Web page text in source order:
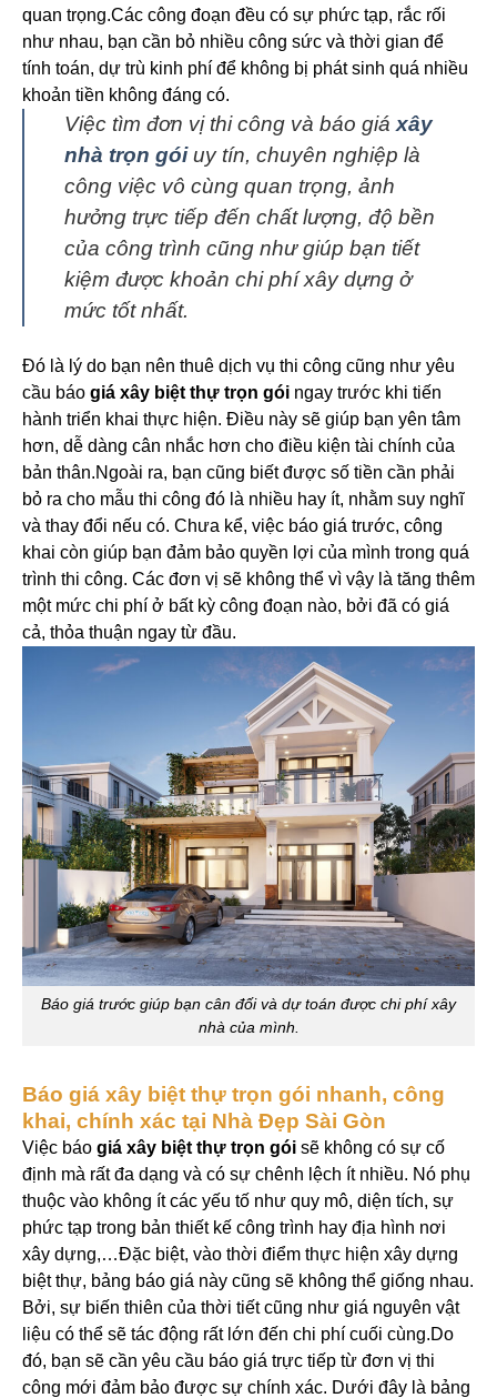
quan trọng.Các công đoạn đều có sự phức tạp, rắc rối
như nhau, bạn cần bỏ nhiều công sức và thời gian để
tính toán, dự trù kinh phí để không bị phát sinh quá nhiều
khoản tiền không đáng có.
Việc tìm đơn vị thi công và báo giá xây
nhà trọn góiuy tín, chuyên nghiệp là
công việc vô cùng quan trọng, ảnh
hưởng trực tiếp đến chất lượng, độ bền
của công trình cũng như giúp bạn tiết
kiệm được khoản chi phí xây dựng ở
mức tốt nhất.
Đó là lý do bạn nên thuê dịch vụ thi công cũng như yêu
cầu báo giá xây biệt thự trọn gói ngay trước khi tiến
hành triển khai thực hiện. Điều này sẽ giúp bạn yên tâm
hơn, dễ dàng cân nhắc hơn cho điều kiện tài chính của
bản thân.Ngoài ra, bạn cũng biết được số tiền cần phải
bỏ ra cho mẫu thi công đó là nhiều hay ít, nhằm suy nghĩ
và thay đổi nếu có. Chưa kể, việc báo giá trước, công
khai còn giúp bạn đảm bảo quyền lợi của mình trong quá
trình thi công. Các đơn vị sẽ không thể vì vậy là tăng thêm
một mức chi phí ở bất kỳ công đoạn nào, bởi đã có giá
cả, thỏa thuận ngay từ đầu.
Báo giá trước giúp bạn cân đối và dự toán được chi phí xây
nhà của mình.
Báo giá xây biệt thự trọn gói nhanh, công
khai, chính xác tại Nhà Đẹp Sài Gòn
Việc báo giá xây biệt thự trọn gói sẽ không có sự cố
định mà rất đa dạng và có sự chênh lệch ít nhiều. Nó phụ
thuộc vào không ít các yếu tố như quy mô, diện tích, sự
phức tạp trong bản thiết kế công trình hay địa hình nơi
xây dựng,…Đặc biệt, vào thời điểm thực hiện xây dựng
biệt thự, bảng báo giá này cũng sẽ không thể giống nhau.
Bởi, sự biến thiên của thời tiết cũng như giá nguyên vật
liệu có thể sẽ tác động rất lớn đến chi phí cuối cùng.Do
đó, bạn sẽ cần yêu cầu báo giá trực tiếp từ đơn vị thi
công mới đảm bảo được sự chính xác. Dưới đây là bảng